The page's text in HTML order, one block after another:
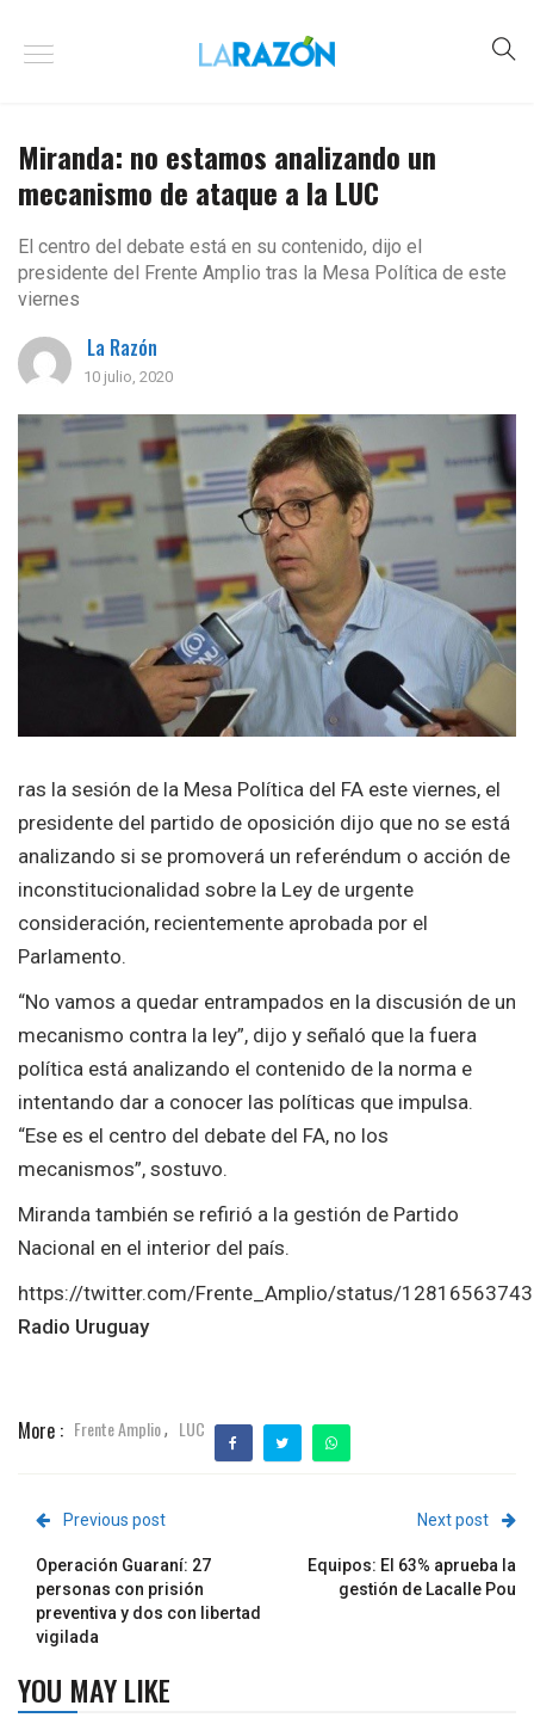
Miranda: no estamos analizando un
mecanismo de ataque a la LUC
El centro del debate está en su contenido, dijo el
presidente del Frente Amplio tras la Mesa Política de este
viernes
La Razón
10 julio, 2020
ras la sesión de la Mesa Política del FA este viernes, el
presidente del partido de oposición dijo que no se está
analizando si se promoverá un referéndum o acción de
inconstitucionalidad sobre la Ley de urgente
consideración, recientemente aprobada por el
Parlamento.
“No vamos a quedar entrampados en la discusión de un
mecanismo contra la ley”, dijo y señaló que la fuera
política está analizando el contenido de la norma e
intentando dar a conocer las políticas que impulsa.
“Ese es el centro del debate del FA, no los
mecanismos”, sostuvo.
Miranda también se refirió a la gestión de Partido
Nacional en el interior del país.
https://twitter.com/Frente_Amplio/status/
Radio Uruguay
More : Frente Amplio, LUC
Previous post
Operación Guaraní: 27
personas con prisión
preventiva y dos con libertad
vigilada
Next post
Equipos: El 63% aprueba la
gestión de Lacalle Pou
YOU MAY LIKE